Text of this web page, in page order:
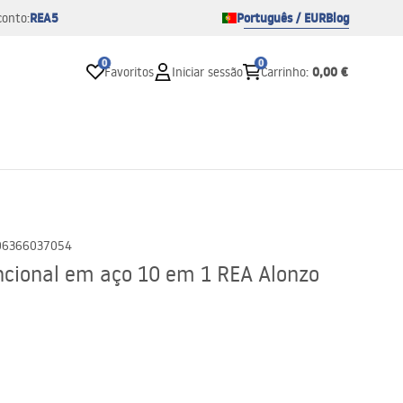
REA5 Português / EURBlog
0
Favoritos Iniciar sessão
0
Carrinho: 0,00 €
em aço 10 em 1 REA Alonzo